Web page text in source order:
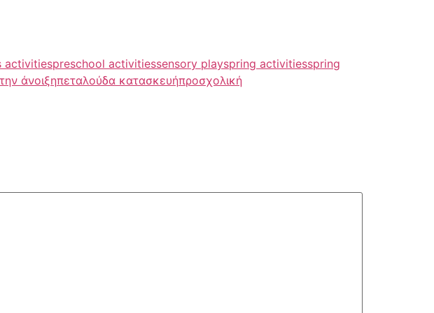
activitiespreschool activitiessensory playspring activitiesspring
άνοιξηπεταλούδα κατασκευήπροσχολική